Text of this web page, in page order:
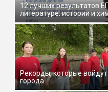
12 лучших результатов
литературе, истории и
Рекорды, которые
города